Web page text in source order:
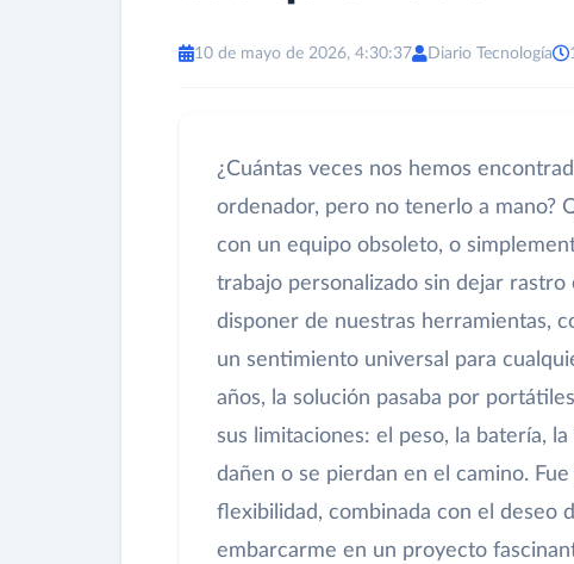
10 de mayo de 2026, 4:30:37 Diario Tecnología
¿Cuántas veces nos hemos
ordenador, pero no tenerlo a mano?
con un equipo obsoleto, o
trabajo personalizado sin dejar
disponer de nuestras herramientas,
un sentimiento universal para
años, la solución pasaba por
sus limitaciones: el peso, la batería,
dañen o se pierdan en el camino.
flexibilidad, combinada con el deseo
embarcarme en un proyecto